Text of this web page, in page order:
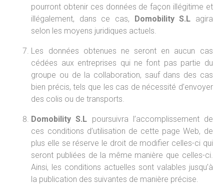
pourront obtenir ces données de façon illégitime et
illégalement, dans ce cas, Domobility S.L agira
selon les moyens juridiques actuels.
Les données obtenues ne seront en aucun cas
cédées aux entreprises qui ne font pas partie du
groupe ou de la collaboration, sauf dans des cas
bien précis, tels que les cas de nécessité d’envoyer
des colis ou de transports.
Domobility S.L poursuivra l’accomplissement de
ces conditions d’utilisation de cette page Web, de
plus elle se réserve le droit de modifier celles-ci qui
seront publiées de la même manière que celles-ci.
Ainsi, les conditions actuelles sont valables jusqu’à
la publication des suivantes de manière précise.